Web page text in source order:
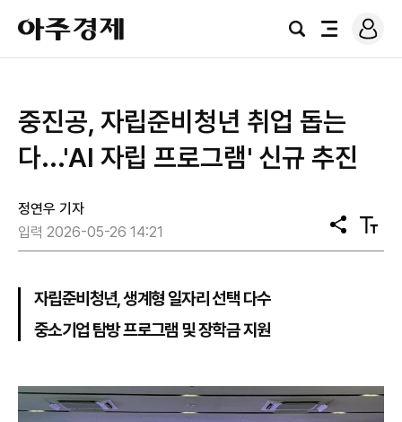
아
주
경
검
전
로
그
중진공, 자립준비청년 취업 돕는
다...'AI 자립 프로그램' 신규 추진
정연우 기자
입력 2026-05-26 14:21
공
유
텍
스
자립준비청년, 생계형 일자리 선택 다수
중소기업 탐방 프로그램 및 장학금 지원